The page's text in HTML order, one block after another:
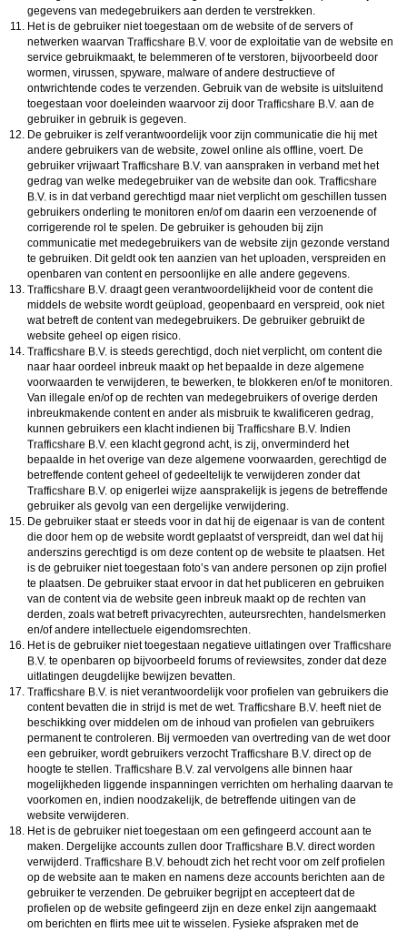
gegevens van medegebruikers aan derden te verstrekken.
Het is de gebruiker niet toegestaan om de website of de servers of
netwerken waarvan
voor de exploitatie van de website en
service gebruikmaakt, te belemmeren of te verstoren, bijvoorbeeld door
wormen, virussen, spyware, malware of andere destructieve of
ontwrichtende codes te verzenden. Gebruik van de website is uitsluitend
toegestaan voor doeleinden waarvoor zij door
aan de
gebruiker in gebruik is gegeven.
De gebruiker is zelf verantwoordelijk voor zijn communicatie die hij met
andere gebruikers van de website, zowel online als offline, voert. De
gebruiker vrijwaart
van aanspraken in verband met het
gedrag van welke medegebruiker van de website dan ook.
is in dat verband gerechtigd maar niet verplicht om geschillen tussen
gebruikers onderling te monitoren en/of om daarin een verzoenende of
corrigerende rol te spelen. De gebruiker is gehouden bij zijn
communicatie met medegebruikers van de website zijn gezonde verstand
te gebruiken. Dit geldt ook ten aanzien van het uploaden, verspreiden en
openbaren van content en persoonlijke en alle andere gegevens.
draagt geen verantwoordelijkheid voor de content die
middels de website wordt geüpload, geopenbaard en verspreid, ook niet
wat betreft de content van medegebruikers. De gebruiker gebruikt de
website geheel op eigen risico.
is steeds gerechtigd, doch niet verplicht, om content die
naar haar oordeel inbreuk maakt op het bepaalde in deze algemene
voorwaarden te verwijderen, te bewerken, te blokkeren en/of te monitoren.
Van illegale en/of op de rechten van medegebruikers of overige derden
inbreukmakende content en ander als misbruik te kwalificeren gedrag,
kunnen gebruikers een klacht indienen bij
Indien
een klacht gegrond acht, is zij, onverminderd het
bepaalde in het overige van deze algemene voorwaarden, gerechtigd de
betreffende content geheel of gedeeltelijk te verwijderen zonder dat
op enigerlei wijze aansprakelijk is jegens de betreffende
gebruiker als gevolg van een dergelijke verwijdering.
De gebruiker staat er steeds voor in dat hij de eigenaar is van de content
die door hem op de website wordt geplaatst of verspreidt, dan wel dat hij
anderszins gerechtigd is om deze content op de website te plaatsen. Het
is de gebruiker niet toegestaan foto’s van andere personen op zijn profiel
te plaatsen. De gebruiker staat ervoor in dat het publiceren en gebruiken
van de content via de website geen inbreuk maakt op de rechten van
derden, zoals wat betreft privacyrechten, auteursrechten, handelsmerken
en/of andere intellectuele eigendomsrechten.
Het is de gebruiker niet toegestaan negatieve uitlatingen over
te openbaren op bijvoorbeeld forums of reviewsites, zonder dat deze
uitlatingen deugdelijke bewijzen bevatten.
is niet verantwoordelijk voor profielen van gebruikers die
content bevatten die in strijd is met de wet.
heeft niet de
beschikking over middelen om de inhoud van profielen van gebruikers
permanent te controleren. Bij vermoeden van overtreding van de wet door
een gebruiker, wordt gebruikers verzocht
direct op de
hoogte te stellen.
zal vervolgens alle binnen haar
mogelijkheden liggende inspanningen verrichten om herhaling daarvan te
voorkomen en, indien noodzakelijk, de betreffende uitingen van de
website verwijderen.
Het is de gebruiker niet toegestaan om een gefingeerd account aan te
maken. Dergelijke accounts zullen door
direct worden
verwijderd.
behoudt zich het recht voor om zelf profielen
op de website aan te maken en namens deze accounts berichten aan de
gebruiker te verzenden. De gebruiker begrijpt en accepteert dat de
profielen op de website gefingeerd zijn en deze enkel zijn aangemaakt
om berichten en flirts mee uit te wisselen. Fysieke afspraken met de